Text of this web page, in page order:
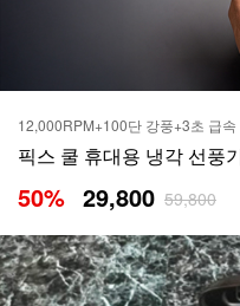
12,000RPM+100단 강풍+3초 급속
픽스 쿨 휴대용 냉각 선풍
50% 29,800 59,800